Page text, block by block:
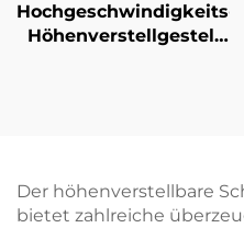
Hochgeschwindigkeits-
Höhenverstellgestell
80mm/s – V-MOUNTS
JSD2-01-Z-Q
Der höhenverstellbare
bietet zahlreiche